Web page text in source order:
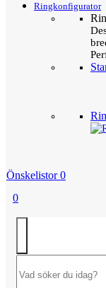
Ringkonfigurator
Önskelistor 0
0